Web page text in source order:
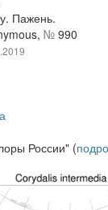
Пажень.
№ 990
России" (